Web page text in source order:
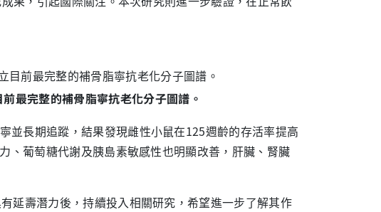
最完整的補骨脂寧抗老化分子圖譜。
並長期追蹤，結果發現雌性小鼠在125週齡的存活率提高
、葡萄糖代謝及胰島素敏感性也明顯改善，肝臟、腎臟
延壽潛力後，持續投入相關研究，希望進一步了解其作